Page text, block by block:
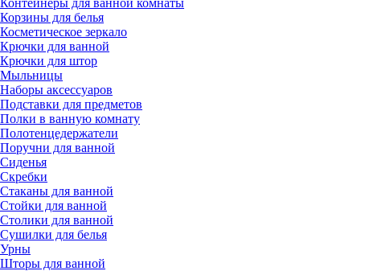
Контейнеры для ванной комнаты
Корзины для белья
Косметическое зеркало
Крючки для ванной
Крючки для штор
Мыльницы
Наборы аксессуаров
Подставки для предметов
Полки в ванную комнату
Полотенцедержатели
Поручни для ванной
Сиденья
Скребки
Стаканы для ванной
Стойки для ванной
Столики для ванной
Сушилки для белья
Урны
Шторы для ванной